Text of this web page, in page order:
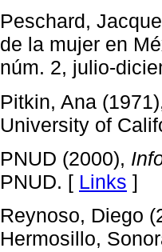
Peschard,
de la mujer en
núm. 2, julio-
Pitkin, Ana
University of
PNUD (2000),
PNUD. [ Links ]
Reynoso, Diego
Hermosillo,